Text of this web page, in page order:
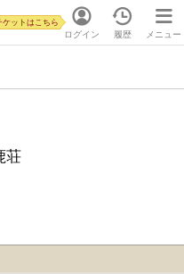
ログイン
ケットはこちら
履歴 メニュー
荘